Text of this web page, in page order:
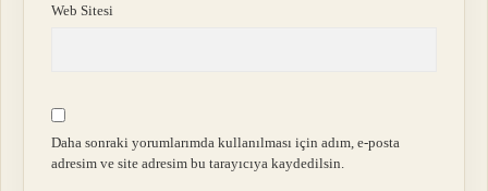
Web Sitesi
Daha sonraki yorumlarımda kullanılması için adım, e-posta
adresim ve site adresim bu tarayıcıya kaydedilsin.